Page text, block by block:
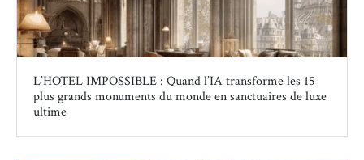
L’HOTEL IMPOSSIBLE : Quand l’IA transforme les 15
plus grands monuments du monde en sanctuaires de luxe
ultime